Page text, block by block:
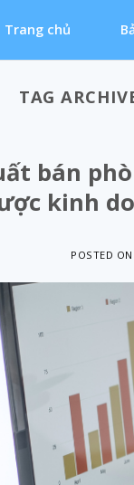
Trang chủ
TAG
bán
kinh
POSTED ON